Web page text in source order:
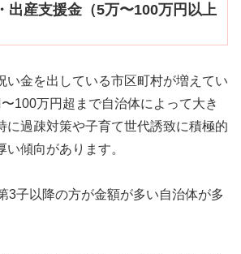
出産支援金（5万〜100万円以上
い金を出している市区町村が増えてい
100万円超まで自治体によって大き
に過疎対策や子育て世代誘致に積極的
傾向があります。
3子以降の方が金額が多い自治体が多